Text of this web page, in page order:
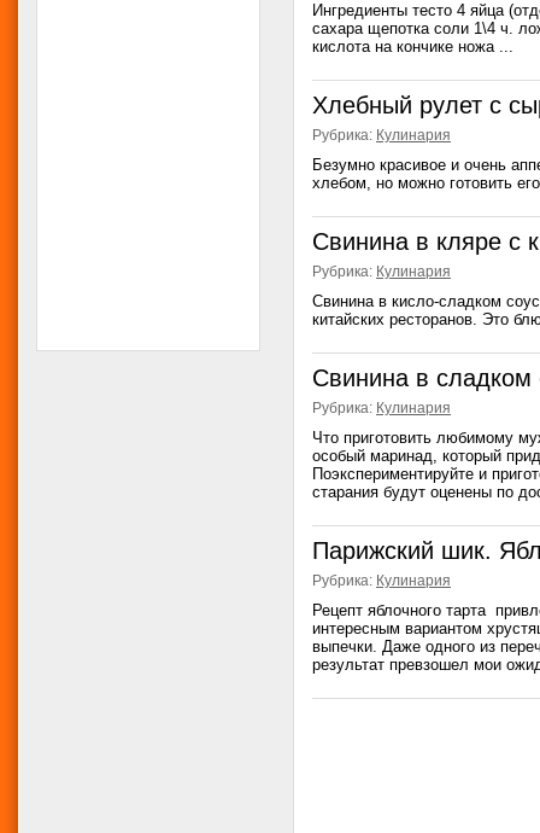
Ингредиенты тесто 4 яйца
сахара щепотка соли 1\4 ч.
кислота на кончике ножа ...
Хлебный рулет с
Рубрика: Кулинария
Безумно красивое и очень
хлебом, но можно готовить
Свинина в кляре с
Рубрика: Кулинария
Свинина в кисло-сладком
китайских ресторанов. Это
Свинина в сладком
Рубрика: Кулинария
Что приготовить любимому
особый маринад, который
Поэкспериментируйте и
старания будут оценены по
Парижский шик.
Рубрика: Кулинария
Рецепт яблочного тарта
интересным вариантом
выпечки. Даже одного из
результат превзошел мои